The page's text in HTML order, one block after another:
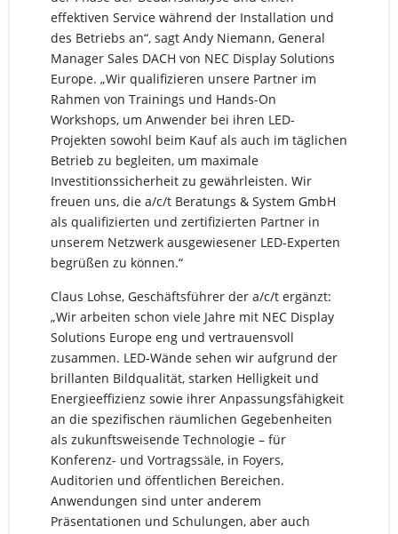
effektiven Service während der Installation und
des Betriebs an“, sagt Andy Niemann, General
Manager Sales DACH von NEC Display Solutions
Europe. „Wir qualifizieren unsere Partner im
Rahmen von Trainings und Hands-On
Workshops, um Anwender bei ihren LED-
Projekten sowohl beim Kauf als auch im täglichen
Betrieb zu begleiten, um maximale
Investitionssicherheit zu gewährleisten. Wir
freuen uns, die a/c/t Beratungs & System GmbH
als qualifizierten und zertifizierten Partner in
unserem Netzwerk ausgewiesener LED-Experten
begrüßen zu können.“
Claus Lohse, Geschäftsführer der a/c/t ergänzt:
„Wir arbeiten schon viele Jahre mit NEC Display
Solutions Europe eng und vertrauensvoll
zusammen. LED-Wände sehen wir aufgrund der
brillanten Bildqualität, starken Helligkeit und
Energieeffizienz sowie ihrer Anpassungsfähigkeit
an die spezifischen räumlichen Gegebenheiten
als zukunftsweisende Technologie – für
Konferenz- und Vortragssäle, in Foyers,
Auditorien und öffentlichen Bereichen.
Anwendungen sind unter anderem
Präsentationen und Schulungen, aber auch